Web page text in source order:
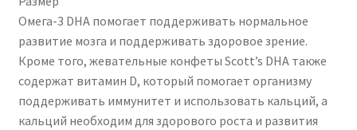
Чистка кондиционеров
Омега-3 DHA помогает поддерживать нормальное
развитие мозга и поддерживать здоровое зрение.
Кроме того, жевательные конфеты Scott’s DHA также
содержат витамин D, который помогает организму
поддерживать иммунитет и использовать кальций, а
кальций необходим для здорового роста и развития